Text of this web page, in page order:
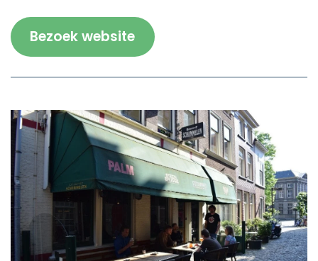
Bezoek website